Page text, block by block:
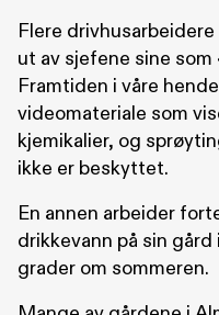
Flere
ut av sjefene sine
Framtiden i våre
videomateriale som
kjemikalier, og
ikke er beskyttet.
En annen arbeider
drikkevann på sin
grader om sommeren.